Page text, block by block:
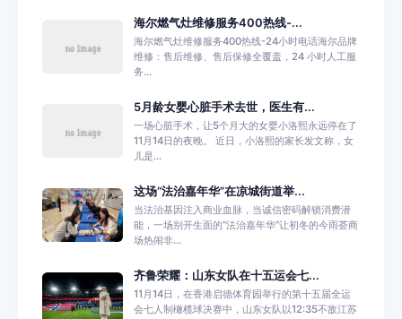
海尔燃气灶维修服务400热线-...
海尔燃气灶维修服务400热线-24小时电话海尔品牌
维修：售后维修、售后保修全覆盖，24 小时人工服
务...
5月龄女婴心脏手术去世，医生有...
一场心脏手术，让5个月大的女婴小洛熙永远停在了
11月14日的夜晚。 近日，小洛熙的家长发文称，女
儿是...
这场“法治嘉年华”在凉城街道举...
当法治基因注入商业血脉，当诚信密码解锁消费潜
能，一场别开生面的“法治嘉年华”让初冬的今雨荟商
场热闹非...
齐鲁荣耀：山东女队在十五运会七...
11月14日，在香港启德体育园举行的第十五届全运
会七人制橄榄球决赛中，山东女队以12:35不敌江苏